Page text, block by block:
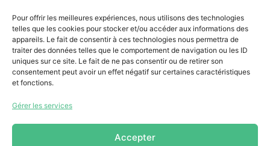
Pour offrir les meilleures expériences, nous utilisons des technologies
telles que les cookies pour stocker et/ou accéder aux informations des
appareils. Le fait de consentir à ces technologies nous permettra de
traiter des données telles que le comportement de navigation ou les ID
uniques sur ce site. Le fait de ne pas consentir ou de retirer son
consentement peut avoir un effet négatif sur certaines caractéristiques
et fonctions.
Gérer les services
Accepter
imposés par les États-Unis -
Gouvernement fédéral -
Service des délégués
commerciaux